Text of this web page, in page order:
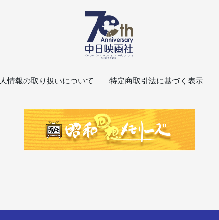
情報の取り扱いについて 特定商取引法に基づく表示